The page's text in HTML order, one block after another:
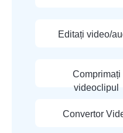
Editați video/
Comprimați
videoclipul
Convertor